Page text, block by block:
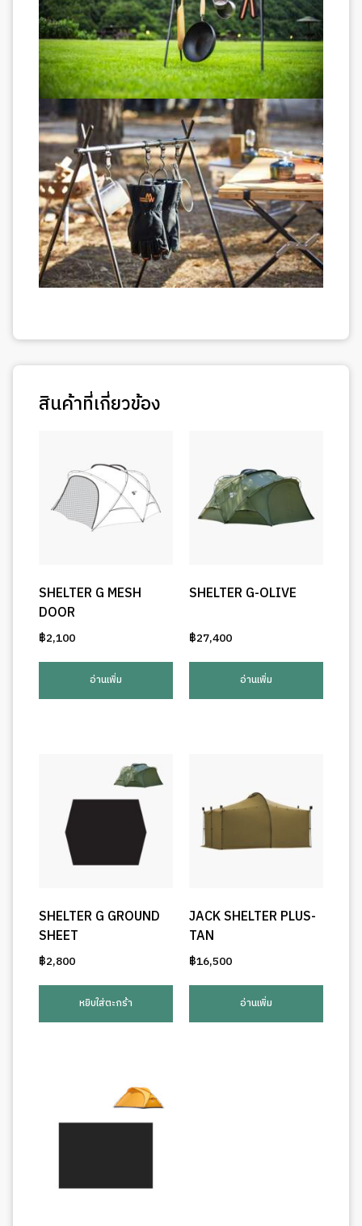
สินค้าที่เกี่ยวข้อง
SHELTER G MESH
DOOR
฿2,100
อ่านเพิ่ม
SHELTER G-OLIVE
฿27,400
อ่านเพิ่ม
SHELTER G GROUND
SHEET
฿2,800
หยิบใส่ตะกร้า
JACK SHELTER PLUS-
TAN
฿16,500
อ่านเพิ่ม